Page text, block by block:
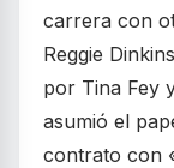
carrera con
Reggie
por Tina Fey
asumió el
contrato con